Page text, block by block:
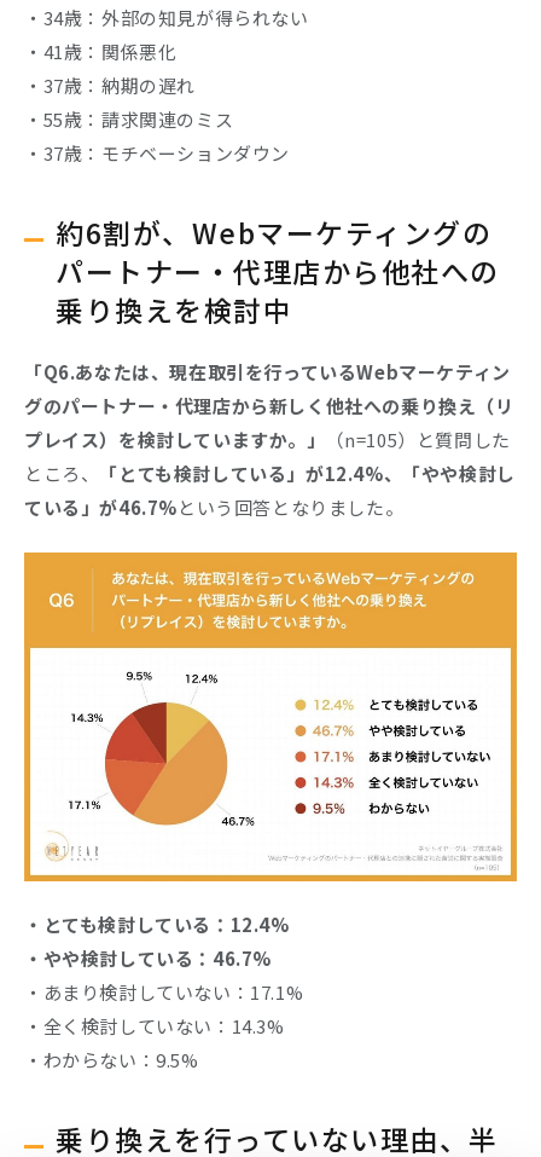
・34歳：外部の知見が得られない
・41歳：関係悪化
・37歳：納期の遅れ
・55歳：請求関連のミス
・37歳：モチベーションダウン
約6割が、Webマーケティングの
パートナー・代理店から他社への
乗り換えを検討中
「Q6.あなたは、現在取引を行っているWebマーケティン
グのパートナー・代理店から新しく他社への乗り換え（リ
プレイス）を検討していますか。」
（n=105）と質問した
ところ、
「とても検討している」が12.4%、「やや検討し
ている」が46.7%という回答となりました。
・とても検討している：12.4%
・やや検討している：46.7%
・あまり検討していない：17.1%
・全く検討していない：14.3%
・わからない：9.5%
乗り換えを行っていない理由、半